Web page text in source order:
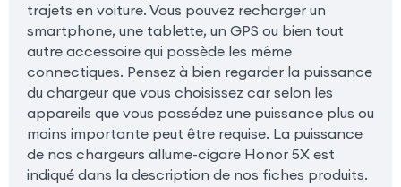
trajets en voiture. Vous pouvez recharger un
smartphone, une tablette, un GPS ou bien tout
autre accessoire qui possède les même
connectiques. Pensez à bien regarder la puissance
du chargeur que vous choisissez car selon les
appareils que vous possédez une puissance plus ou
moins importante peut être requise. La puissance
de nos chargeurs allume-cigare Honor 5X est
indiqué dans la description de nos fiches produits.